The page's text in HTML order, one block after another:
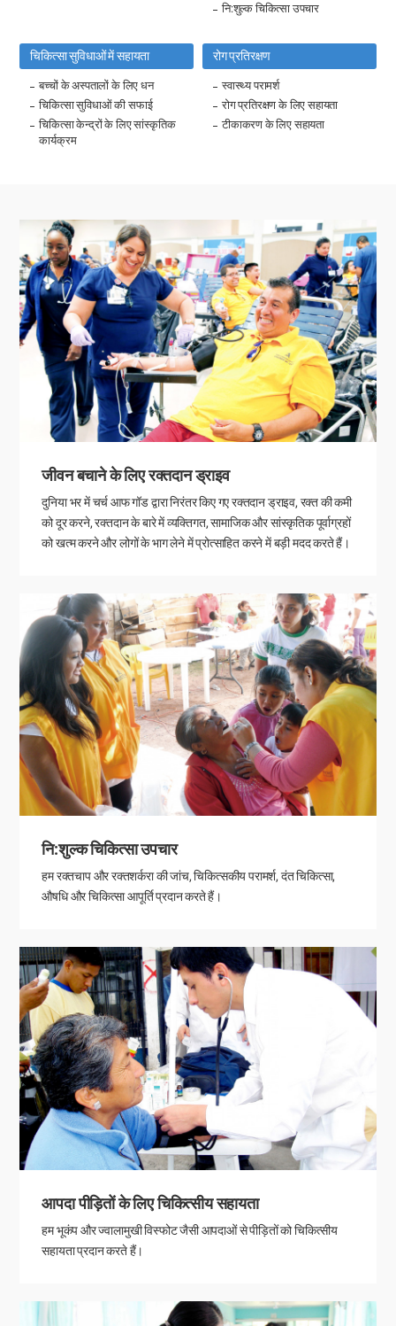
नि:शुल्क चिकित्सा उपचार
चिकित्सा सुविधाओं में सहायता
बच्चों के अस्पतालों के लिए धन
चिकित्सा सुविधाओं की सफाई
चिकित्सा केन्द्रों के लिए सांस्कृतिक
कार्यक्रम
रोग प्रतिरक्षण
स्वास्थ्य परामर्श
रोग प्रतिरक्षण के लिए सहायता
टीकाकरण के लिए सहायता
जीवन बचाने के लिए रक्तदान ड्राइव
दुनिया भर में चर्च आफ गॉड द्वारा निरंतर किए गए रक्तदान ड्राइव, रक्त की कमी
को दूर करने, रक्तदान के बारे में व्यक्तिगत, सामाजिक और सांस्कृतिक पूर्वाग्रहों
को खत्म करने और लोगों के भाग लेने में प्रोत्साहित करने में बड़ी मदद करते हैं।
नि:शुल्क चिकित्सा उपचार
हम रक्तचाप और रक्तशर्करा की जांच, चिकित्सकीय परामर्श, दंत चिकित्सा,
औषधि और चिकित्सा आपूर्ति प्रदान करते हैं।
आपदा पीड़ितों के लिए चिकित्सीय सहायता
हम भूकंप और ज्वालामुखी विस्फोट जैसी आपदाओं से पीड़ितों को चिकित्सीय
सहायता प्रदान करते हैं।